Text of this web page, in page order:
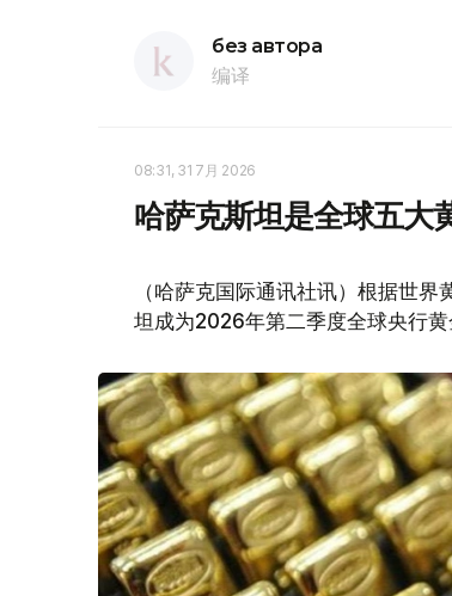
без автора
编译
08:31, 31 7月 2026
哈萨克斯坦是全球五大
（哈萨克国际通讯社讯）根据世
坦成为2026年第二季度全球央行黄